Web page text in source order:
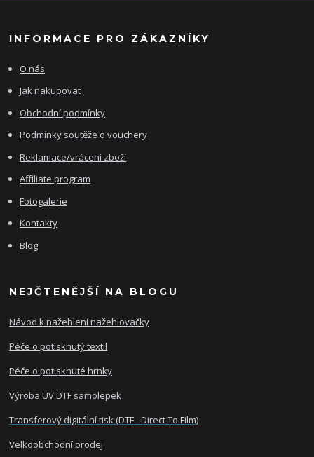
INFORMACE PRO ZÁKAZNÍKY
O nás
Jak nakupovat
Obchodní podmínky
Podmínky soutěže o vouchery
Reklamace/vrácení zboží
Affiliate program
Fotogalerie
Kontakty
Blog
NEJČTENĚJŠÍ NA BLOGU
Návod k nažehlení nažehlovačky
Péče o potisknutý textil
Péče o potisknuté hrnky
Výroba UV DTF samolepek
Transferový digitální tisk (DTF - Direct To Film)
Velkoobchodní prodej